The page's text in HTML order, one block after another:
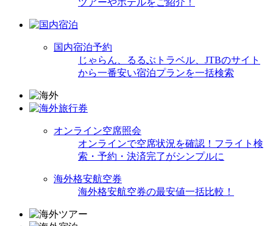
国内宿泊予約
じゃらん、るるぶトラベル、JTBのサイト
から一番安い宿泊プランを一括検索
オンライン空席照会
オンラインで空席状況を確認！フライト検
索・予約・決済完了がシンプルに
海外格安航空券
海外格安航空券の最安値一括比較！